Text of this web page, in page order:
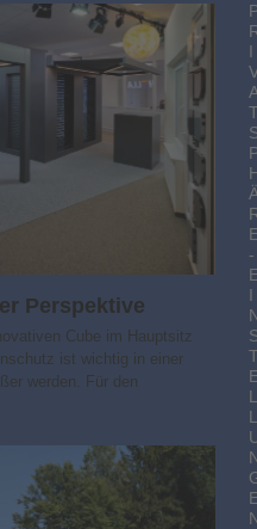
Perspektive
Cube im Hauptsitz
ist wichtig in einer
werden. Für den
I
-
I
L
L